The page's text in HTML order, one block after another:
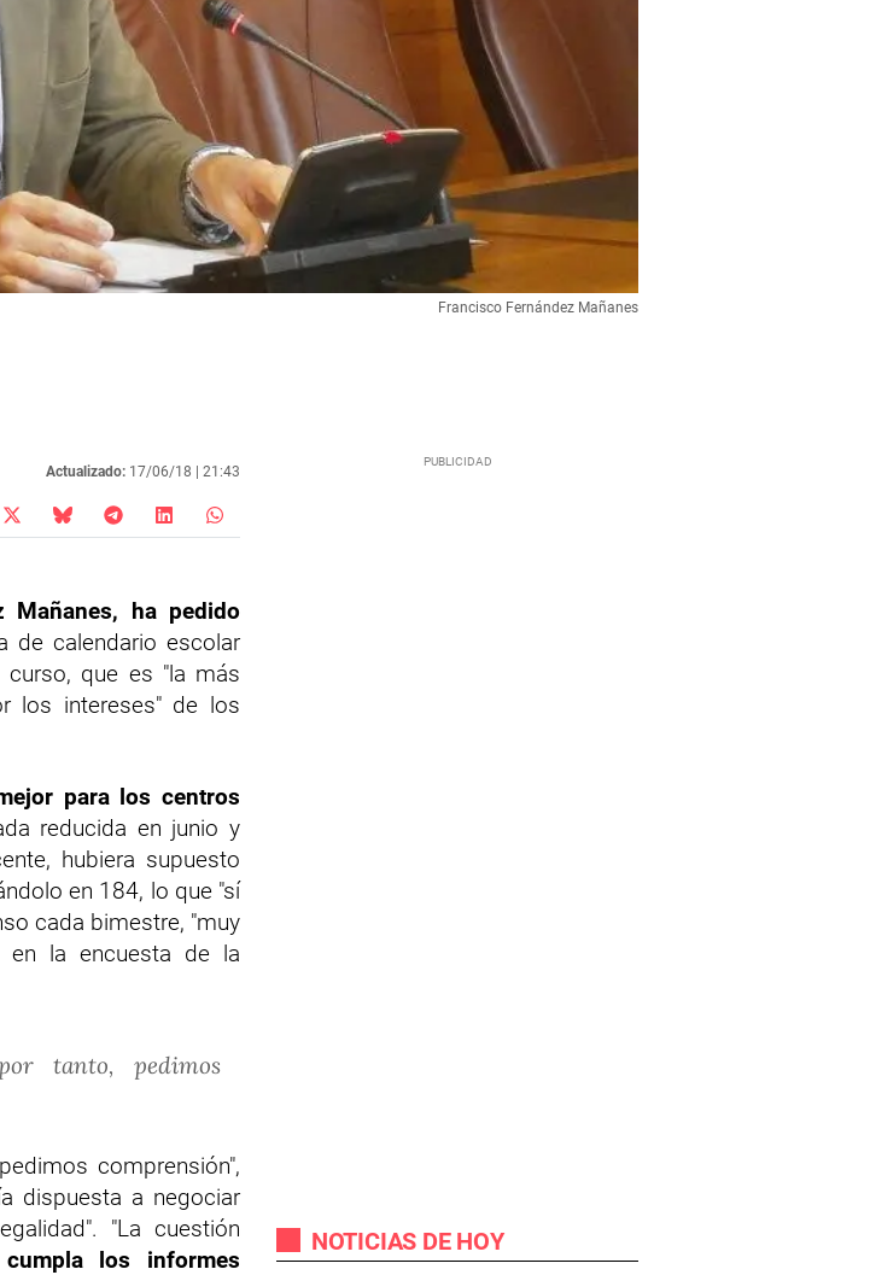
Francisco Fernández Mañanes
Actualizado: 17/06/18 | 21:43
Mañanes, ha pedido
de calendario escolar
que es "la más
los intereses" de los
para los centros
reducida en junio y
hubiera supuesto
en 184, lo que "sí
cada bimestre, "muy
en la encuesta de la
tanto, pedimos
comprensión",
dispuesta a negociar
"La cuestión
los informes
NOTICIAS DE HOY